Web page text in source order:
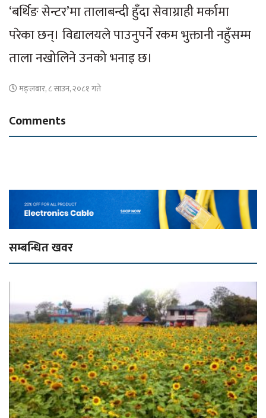
‘बर्थिङ सेन्टर’मा तालाबन्दी हुँदा सेवाग्राही मर्कामा
परेका छन्। विद्यालयले पाउनुपर्ने रकम भुक्तानी नहुँसम्म
ताला नखोलिने उनको भनाइ छ।
मङ्लबार, ८ साउन, २०८१ गते
Comments
सम्बन्धित खवर